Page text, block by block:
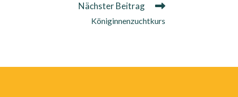
Nächster Beitrag
Königinnenzuchtkurs